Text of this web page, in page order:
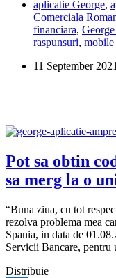
etoken
BCR?
aplicatie George,
Comerciala
financiara,
raspunsuri,
11 September 2021
Pot sa obtin
sa merg la o
“Buna ziua, cu tot
rezolva problema mea
Spania, in data de
Servicii Bancare,
Distribuie